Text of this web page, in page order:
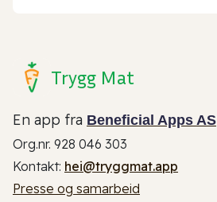
Trygg Mat
En app fra Beneficial Apps AS
Org.nr. 928 046 303
Kontakt: hei@tryggmat.app
Presse og samarbeid